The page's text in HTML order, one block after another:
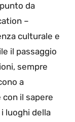
da
–
culturale e
il passaggio
sempre
a
il sapere
luoghi della